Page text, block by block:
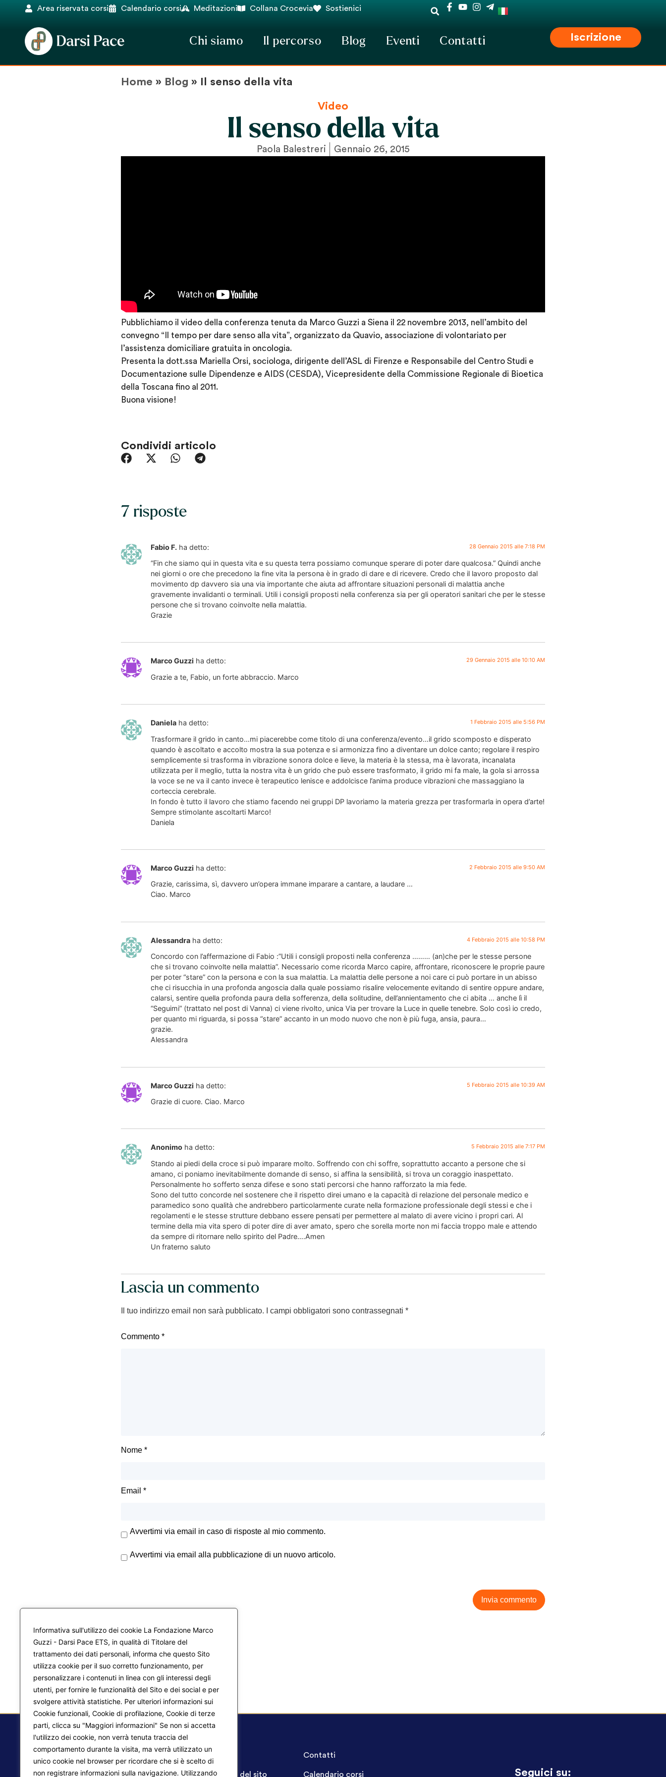
Informativa sull'utilizzo dei cookie La Fondazione Marco
Guzzi - Darsi Pace ETS, in qualità di Titolare del
trattamento dei dati personali, informa che questo Sito
utilizza cookie per il suo corretto funzionamento, per
personalizzare i contenuti in linea con gli interessi degli
utenti, per fornire le funzionalità del Sito e dei social e per
svolgere attività statistiche. Per ulteriori informazioni sui
Cookie funzionali, Cookie di profilazione, Cookie di terze
parti, clicca su "Maggiori informazioni" Se non si accetta
l'utilizzo dei cookie, non verrà tenuta traccia del
comportamento durante la visita, ma verrà utilizzato un
unico cookie nel browser per ricordare che si è scelto di
non registrare informazioni sulla navigazione. Utilizzando
Area riservata corsi Calendario corsi Meditazioni Collana Crocevia Sostienici
Chi siamo Il percorso Blog Eventi Contatti Iscrizione
Home » Blog » Il senso della vita
Video
Il senso della vita
Paola Balestreri Gennaio 26, 2015
Pubblichiamo il video della conferenza tenuta da Marco Guzzi a Siena il 22 novembre 2013, nell’ambito del
convegno “Il tempo per dare senso alla vita”, organizzato da Quavio, associazione di volontariato per
l’assistenza domiciliare gratuita in oncologia.
Presenta la dott.ssa Mariella Orsi, sociologa, dirigente dell’ASL di Firenze e Responsabile del Centro Studi e
Documentazione sulle Dipendenze e AIDS (CESDA), Vicepresidente della Commissione Regionale di Bioetica
della Toscana fino al 2011.
Buona visione!
Condividi articolo
7 risposte
Fabio F. ha detto: 28 Gennaio 2015 alle 7:18 PM
“Fin che siamo qui in questa vita e su questa terra possiamo comunque sperare di poter dare qualcosa.” Quindi anche
nei giorni o ore che precedono la fine vita la persona è in grado di dare e di ricevere. Credo che il lavoro proposto dal
movimento dp davvero sia una via importante che aiuta ad affrontare situazioni personali di malattia anche
gravemente invalidanti o terminali. Utili i consigli proposti nella conferenza sia per gli operatori sanitari che per le stesse
persone che si trovano coinvolte nella malattia.
Grazie
Marco Guzzi ha detto: 29 Gennaio 2015 alle 10:10 AM
Grazie a te, Fabio, un forte abbraccio. Marco
Daniela ha detto: 1 Febbraio 2015 alle 5:56 PM
Trasformare il grido in canto…mi piacerebbe come titolo di una conferenza/evento…il grido scomposto e disperato
quando è ascoltato e accolto mostra la sua potenza e si armonizza fino a diventare un dolce canto; regolare il respiro
semplicemente si trasforma in vibrazione sonora dolce e lieve, la materia è la stessa, ma è lavorata, incanalata
utilizzata per il meglio, tutta la nostra vita è un grido che può essere trasformato, il grido mi fa male, la gola si arrossa
la voce se ne va il canto invece è terapeutico lenisce e addolcisce l’anima produce vibrazioni che massaggiano la
corteccia cerebrale.
In fondo è tutto il lavoro che stiamo facendo nei gruppi DP lavoriamo la materia grezza per trasformarla in opera d’arte!
Sempre stimolante ascoltarti Marco!
Daniela
Marco Guzzi ha detto: 2 Febbraio 2015 alle 9:50 AM
Grazie, carissima, sì, davvero un’opera immane imparare a cantare, a laudare …
Ciao. Marco
Alessandra ha detto: 4 Febbraio 2015 alle 10:58 PM
Concordo con l’affermazione di Fabio :”Utili i consigli proposti nella conferenza ……… (an)che per le stesse persone
che si trovano coinvolte nella malattia”. Necessario come ricorda Marco capire, affrontare, riconoscere le proprie paure
per poter “stare” con la persona e con la sua malattia. La malattia delle persone a noi care ci può portare in un abisso
che ci risucchia in una profonda angoscia dalla quale possiamo risalire velocemente evitando di sentire oppure andare,
calarsi, sentire quella profonda paura della sofferenza, della solitudine, dell’annientamento che ci abita … anche lì il
“Seguimi” (trattato nel post di Vanna) ci viene rivolto, unica Via per trovare la Luce in quelle tenebre. Solo così io credo,
per quanto mi riguarda, si possa “stare” accanto in un modo nuovo che non è più fuga, ansia, paura…
grazie.
Alessandra
Marco Guzzi ha detto: 5 Febbraio 2015 alle 10:39 AM
Grazie di cuore. Ciao. Marco
Anonimo ha detto: 5 Febbraio 2015 alle 7:17 PM
Stando ai piedi della croce si può imparare molto. Soffrendo con chi soffre, soprattutto accanto a persone che si
amano, ci poniamo inevitabilmente domande di senso, si affina la sensibilità, si trova un coraggio inaspettato.
Personalmente ho sofferto senza difese e sono stati percorsi che hanno rafforzato la mia fede.
Sono del tutto concorde nel sostenere che il rispetto direi umano e la capacità di relazione del personale medico e
paramedico sono qualità che andrebbero particolarmente curate nella formazione professionale degli stessi e che i
regolamenti e le stesse strutture debbano essere pensati per permettere al malato di avere vicino i propri cari. Al
termine della mia vita spero di poter dire di aver amato, spero che sorella morte non mi faccia troppo male e attendo
da sempre di ritornare nello spirito del Padre….Amen
Un fraterno saluto
Lascia un commento
Il tuo indirizzo email non sarà pubblicato. I campi obbligatori sono contrassegnati *
Commento *
Nome *
Email *
Avvertimi via email in caso di risposte al mio commento.
Avvertimi via email alla pubblicazione di un nuovo articolo.
Mappa del sito
Contatti
Calendario corsi Seguici su: